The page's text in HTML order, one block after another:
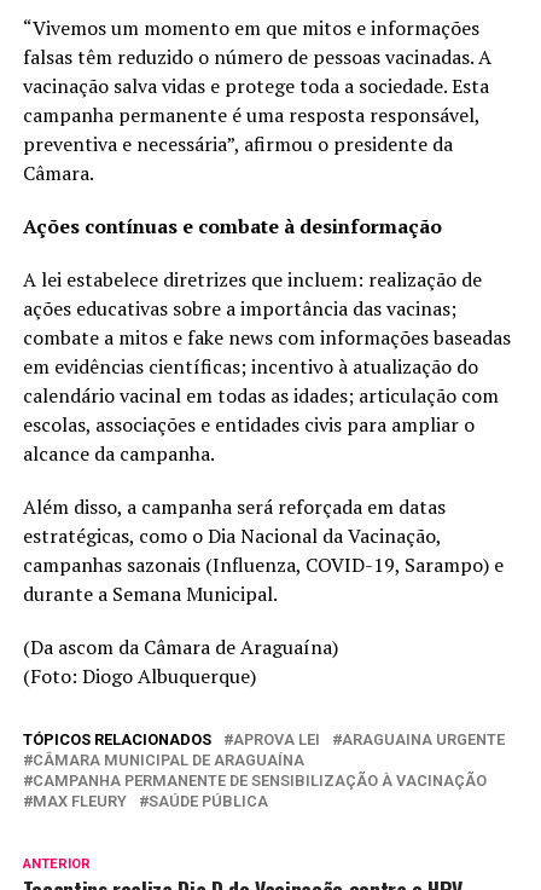
“Vivemos um momento em que mitos e informações
falsas têm reduzido o número de pessoas vacinadas. A
vacinação salva vidas e protege toda a sociedade. Esta
campanha permanente é uma resposta responsável,
preventiva e necessária”, afirmou o presidente da
Câmara.
Ações contínuas e combate à desinformação
A lei estabelece diretrizes que incluem: realização de
ações educativas sobre a importância das vacinas;
combate a mitos e fake news com informações baseadas
em evidências científicas; incentivo à atualização do
calendário vacinal em todas as idades; articulação com
escolas, associações e entidades civis para ampliar o
alcance da campanha.
Além disso, a campanha será reforçada em datas
estratégicas, como o Dia Nacional da Vacinação,
campanhas sazonais (Influenza, COVID-19, Sarampo) e
durante a Semana Municipal.
(Da ascom da Câmara de Araguaína)
(Foto: Diogo Albuquerque)
TÓPICOS RELACIONADOS APROVA LEI
ARAGUAINA URGENTE
CÂMARA MUNICIPAL DE ARAGUAÍNA
CAMPANHA PERMANENTE DE SENSIBILIZAÇÃO À VACINAÇÃO
MAX FLEURY
SAÚDE PÚBLICA
ANTERIOR